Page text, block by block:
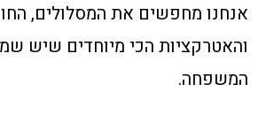
אנחנו מחפשים את המסלולים,
והאטרקציות הכי מיוחדים שיש
המשפחה.